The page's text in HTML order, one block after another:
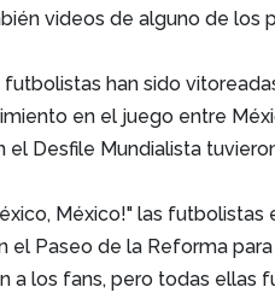
videos de alguno de los
han sido
en el juego entre
el Desfile Mundialista
México!" las
el Paseo de la Reforma
a los fans, pero todas ellas